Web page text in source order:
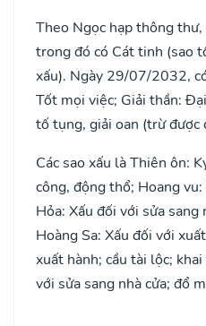
Theo Ngọc hạp thông
trong đó có Cát tinh (sao
xấu). Ngày 29/07/2032,
Tốt mọi việc; Giải thần:
tố tụng, giải oan (trừ được
Các sao xấu là Thiên ôn:
công, động thổ; Hoang
Hỏa: Xấu đối với sửa sang
Hoàng Sa: Xấu đối với
xuất hành; cầu tài lộc;
với sửa sang nhà cửa; đổ